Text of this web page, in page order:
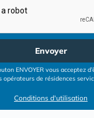
Envoyer
ENVOYER vous acceptez
opérateurs de résidences
Conditions d'utilisation